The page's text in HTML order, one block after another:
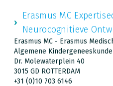
Erasmus MC
Neurocognitieve
Erasmus MC - Erasmus
Algemene Kindergeneeskunde
Dr. Molewaterplein 40
3015 GD ROTTERDAM
+31 (0)10 703 6146